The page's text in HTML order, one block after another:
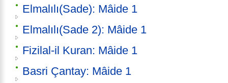
Elmalılı(Sade): Mâide 1
Elmalılı(Sade 2): Mâide 1
Fizilal-il Kuran: Mâide 1
Basri Çantay: Mâide 1